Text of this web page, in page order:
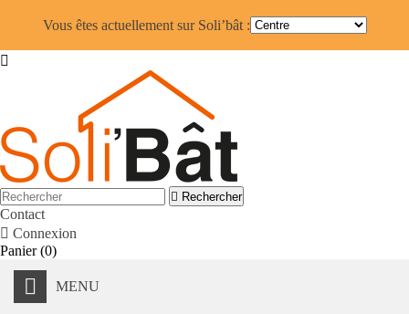
Vous êtes actuellement sur Soli’bât :

 Rechercher
Contact
 Connexion
Panier (0)
MENU